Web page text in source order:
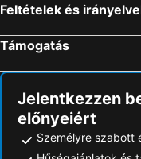
Feltételek és
Támogatás
Jelentkezzen
előnyeiért
Személyre szabott